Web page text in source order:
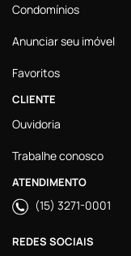
Condomínios
Anunciar seu imóvel
Favoritos
CLIENTE
Ouvidoria
Trabalhe conosco
ATENDIMENTO
(15) 3271-0001
REDES SOCIAIS